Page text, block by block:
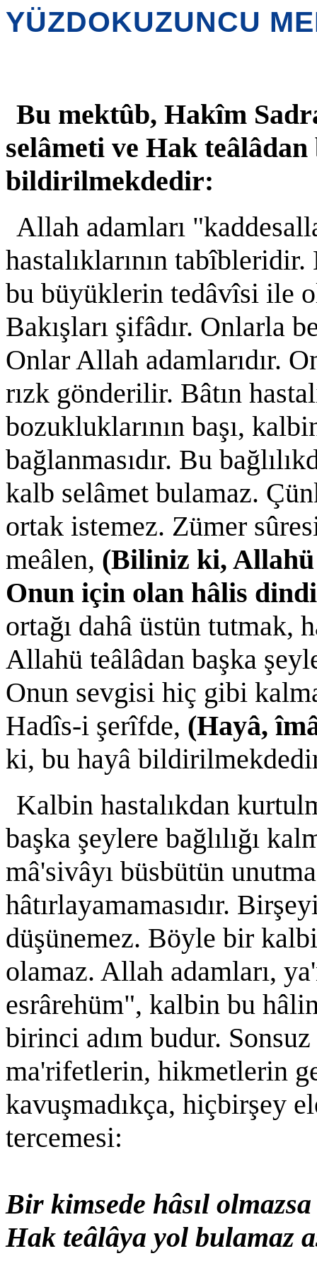
YÜZDOKUZUNCU
Bu mektûb, Hakîm
selâmeti ve Hak
bildirilmekdedir:
Allah adamları
hastalıklarının
bu büyüklerin tedâvîsi ile
Bakışları şifâdır. Onlarla
Onlar Allah adamlarıdır.
rızk gönderilir. Bâtın
bozukluklarının başı,
bağlanmasıdır. Bu
kalb selâmet bulamaz.
ortak istemez. Zümer
meâlen, (Biliniz ki, Allahü
Onun için olan hâlis
ortağı dahâ üstün tutmak,
Allahü teâlâdan başka
Onun sevgisi hiç gibi
Hadîs-i şerîfde, (Hayâ,
ki, bu hayâ
Kalbin hastalıkdan
başka şeylere bağlılığı
mâ'sivâyı büsbütün
hâtırlayamamasıdır.
düşünemez. Böyle bir
olamaz. Allah adamları,
esrârehüm", kalbin bu
birinci adım budur.
ma'rifetlerin, hikmetlerin
kavuşmadıkça, hiçbirşey
tercemesi:
Bir kimsede hâsıl
Hak teâlâya yol bulamaz